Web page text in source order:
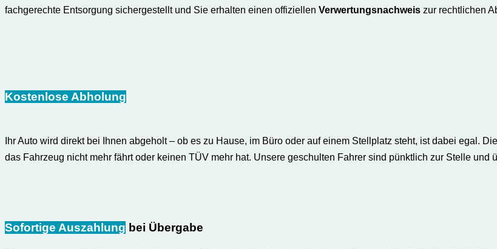
fachgerechte Entsorgung sichergestellt und Sie erhalten einen offiziellen Verwertungsnachweis zur rechtlichen
Kostenlose Abholung
Ihr Auto wird direkt bei Ihnen abgeholt – ob es zu Hause, im Büro oder auf einem Stellplatz steht, ist dabei egal.
das Fahrzeug nicht mehr fährt oder keinen TÜV mehr hat. Unsere geschulten Fahrer sind pünktlich zur Stelle und
Sofortige Auszahlung bei Übergabe